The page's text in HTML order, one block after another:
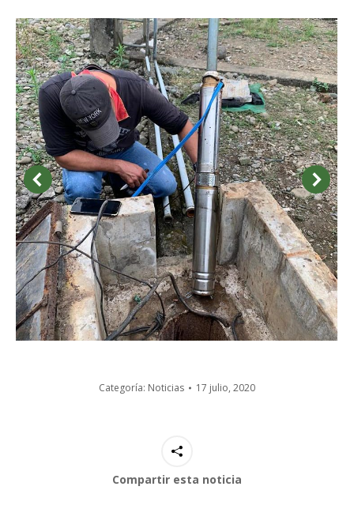
Categoría: Noticias 17 julio, 2020
Compartir esta noticia